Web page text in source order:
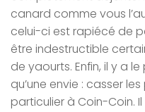
canard comme vous
celui-ci est rapiécé de
être indestructible
de yaourts. Enfin, il y a
qu’une envie : casser
particulier à Coin-Coin.